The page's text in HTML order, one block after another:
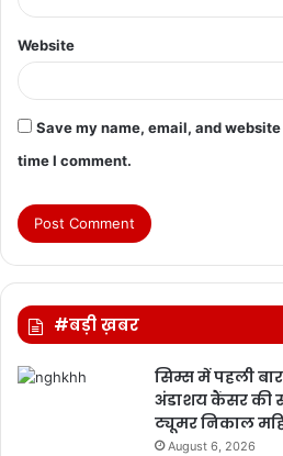
Website
Save my name, email, and
time I comment.
#बड़ी ख़बर
सिम्स में पहली
अंडाशय कैंसर की
ट्यूमर निकाल
August 6, 2026